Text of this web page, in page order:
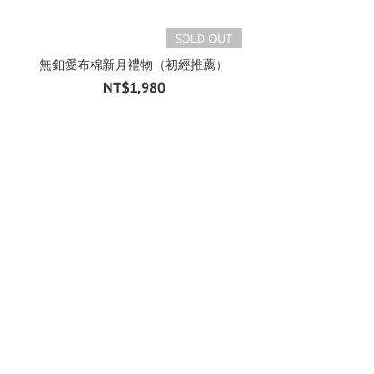
SOLD OUT
無釦愛布棉新月禮物（初經推薦）
NT$1,980